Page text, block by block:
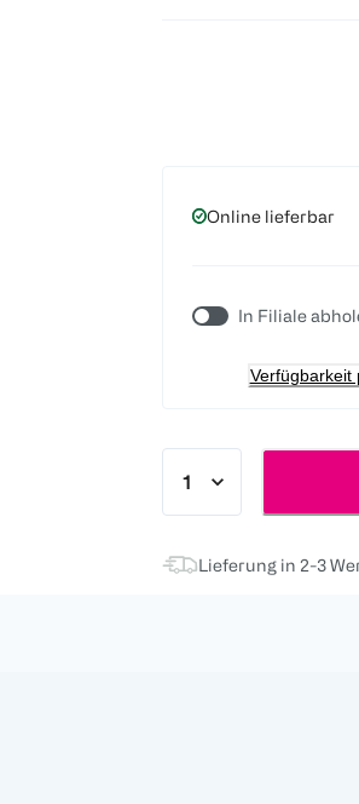
Online lieferbar
In Filiale
Verfügbarkeit
Lieferung in 2-3